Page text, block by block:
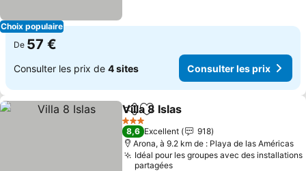
Choix populaire
De 57 €
Consulter les prix de 4 sites Consulter les prix
PartagerAjouter à mes favoris
Villa 8 Islas
3 Étoiles
8,6 Excellent
918
Arona, à 9.2 km de : Playa de las Américas
Idéal pour les groupes avec des installations
partagées